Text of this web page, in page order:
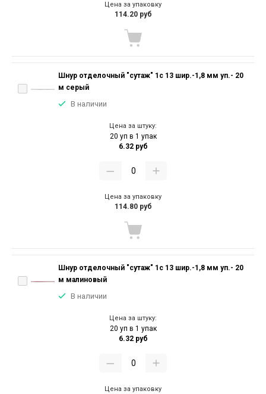
Цена за упаковку
114.20 руб
Шнур отделочный "сутаж" 1с 13 шир.-1,8 мм уп.- 20
м серый
В наличии
Цена за штуку:
20 уп в 1 упак
6.32 руб
Цена за упаковку
114.80 руб
Шнур отделочный "сутаж" 1с 13 шир.-1,8 мм уп.- 20
м малиновый
В наличии
Цена за штуку:
20 уп в 1 упак
6.32 руб
Цена за упаковку